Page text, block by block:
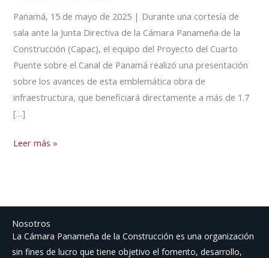
Panamá, 15 de mayo de 2025 | Durante una cortesía de
sala ante la Junta Directiva de la Cámara Panameña de la
Construcción (Capac), el equipo del Proyecto del Cuarto
Puente sobre el Canal de Panamá realizó una presentación
sobre los avances de esta emblemática obra de
infraestructura, que beneficiará directamente a más de 1.7
[…]
Leer más »
Nosotros
La Cámara Panameña de la Construcción es una organización
sin fines de lucro que tiene objetivo el fomento, desarrollo,